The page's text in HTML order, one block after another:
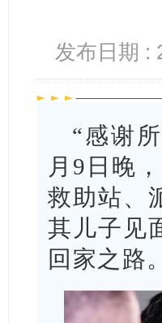
发布日期 :
“感谢
月9日晚
救助站、
其儿子见
回家之路。